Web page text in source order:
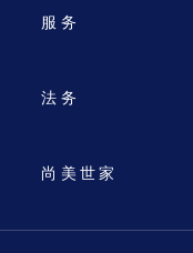
服务
法务
尚美世家